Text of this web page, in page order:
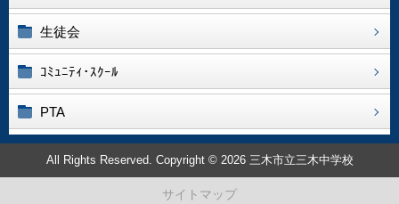
生徒会
ｺﾐｭﾆﾃｨ･ｽｸｰﾙ
PTA
All Rights Reserved. Copyright © 2026 三木市立三木中学校
サイトマップ